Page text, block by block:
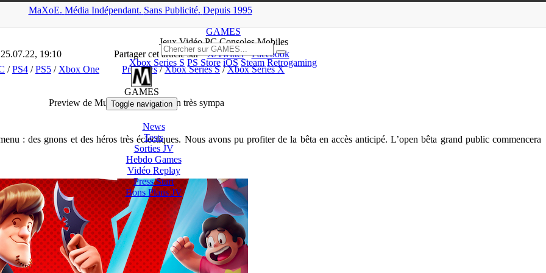
MaXoE. Média Indépendant. Sans Publicité. Depuis 1995
GAMES
JeuxVidéoPC Consoles Mobiles
Xbox Series S PS Store iOS Steam Retrogaming
GAMES
Toggle navigation
News
Tests
SortiesJV
Hebdo Games
Vidéo Replay
Press Start
Bons PlansJV
▲
19:10 Partager cet article sur X/Twitter
Facebook
/PS4 /PS5 / Xbox One Previews/Xbox Series S/Xbox Series X
Preview de Multiversus : la baston très sympa
: des gnons et des héros très éclectiques. Nous avons pu profiter de la bêta en accès anticipé. L’open bêta grand public commencera